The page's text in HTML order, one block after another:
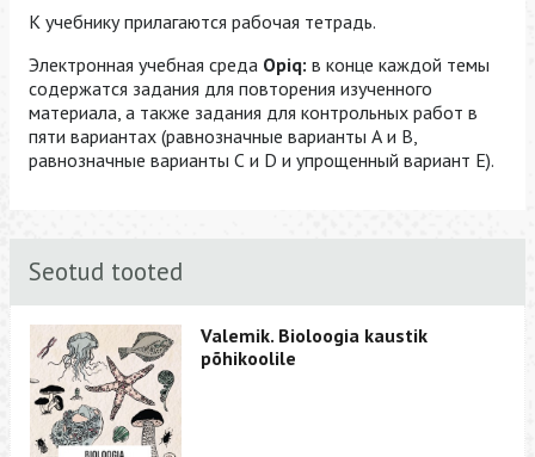
К учебнику прилагаются рабочая тетрадь.
Электронная учебная среда Opiq: в конце каждой темы
содержатся задания для повторения изученного
материала, а также задания для контрольных работ в
пяти вариантах (равнозначные варианты А и В,
равнозначные варианты С и D и упрощенный вариант Е).
Seotud tooted
Valemik. Bioloogia kaustik
põhikoolile